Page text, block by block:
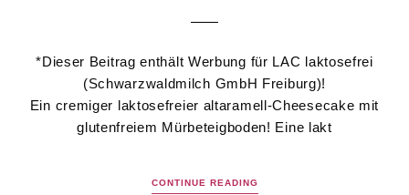
*Dieser Beitrag enthält Werbung für LAC laktosefrei
(Schwarzwaldmilch GmbH Freiburg)!
Ein cremiger laktosefreier altaramell-Cheesecake mit
glutenfreiem Mürbeteigboden! Eine lakt
CONTINUE READING